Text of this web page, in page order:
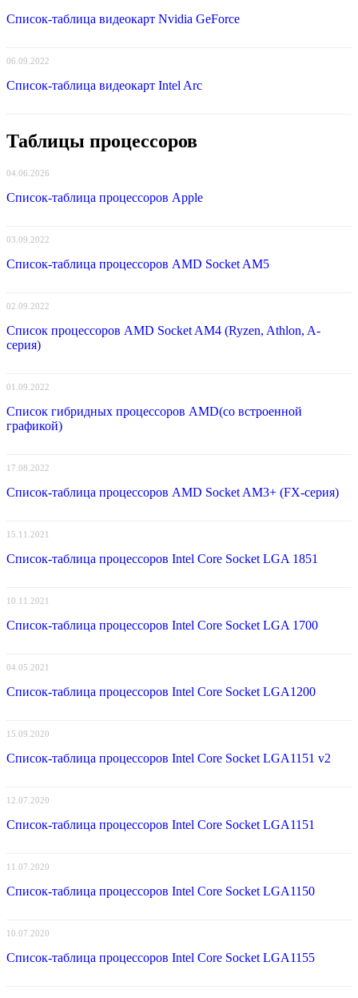
Список-таблица видеокарт Nvidia GeForce
06.09.2022
Список-таблица видеокарт Intel Arc
Таблицы процессоров
04.06.2026
Список-таблица процессоров Apple
03.09.2022
Список-таблица процессоров AMD Socket AM5
02.09.2022
Список процессоров AMD Socket AM4 (Ryzen, Athlon, A-
серия)
01.09.2022
Список гибридных процессоров AMD(со встроенной
графикой)
17.08.2022
Список-таблица процессоров AMD Socket AM3+ (FX-серия)
15.11.2021
Список-таблица процессоров Intel Core Socket LGA 1851
10.11.2021
Список-таблица процессоров Intel Core Socket LGA 1700
04.05.2021
Список-таблица процессоров Intel Core Socket LGA1200
15.09.2020
Список-таблица процессоров Intel Core Socket LGA1151 v2
12.07.2020
Список-таблица процессоров Intel Core Socket LGA1151
11.07.2020
Список-таблица процессоров Intel Core Socket LGA1150
10.07.2020
Список-таблица процессоров Intel Core Socket LGA1155